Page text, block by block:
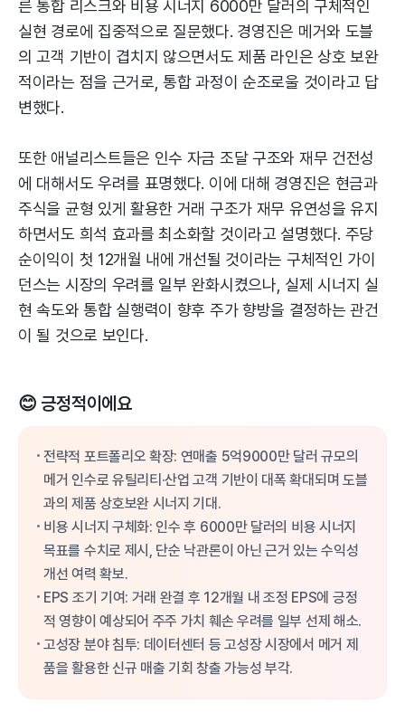
른 통합 리스크와 비용 시너지 6000만 달러의 구체적인
실현 경로에 집중적으로 질문했다. 경영진은 메거와 도블
의 고객 기반이 겹치지 않으면서도 제품 라인은 상호 보완
적이라는 점을 근거로, 통합 과정이 순조로울 것이라고 답
변했다.
또한 애널리스트들은 인수 자금 조달 구조와 재무 건전성
에 대해서도 우려를 표명했다. 이에 대해 경영진은 현금과
주식을 균형 있게 활용한 거래 구조가 재무 유연성을 유지
하면서도 희석 효과를 최소화할 것이라고 설명했다. 주당
순이익이 첫 12개월 내에 개선될 것이라는 구체적인 가이
던스는 시장의 우려를 일부 완화시켰으나, 실제 시너지 실
현 속도와 통합 실행력이 향후 주가 향방을 결정하는 관건
이 될 것으로 보인다.
😊 긍정적이에요
전략적 포트폴리오 확장: 연매출 5억9000만 달러 규모의
메거 인수로 유틸리티·산업 고객 기반이 대폭 확대되며 도블
과의 제품 상호보완 시너지 기대.
비용 시너지 구체화: 인수 후 6000만 달러의 비용 시너지
목표를 수치로 제시, 단순 낙관론이 아닌 근거 있는 수익성
개선 여력 확보.
EPS 조기 기여: 거래 완결 후 12개월 내 조정 EPS에 긍정
적 영향이 예상되어 주주 가치 훼손 우려를 일부 선제 해소.
고성장 분야 침투: 데이터센터 등 고성장 시장에서 메거 제
품을 활용한 신규 매출 기회 창출 가능성 부각.